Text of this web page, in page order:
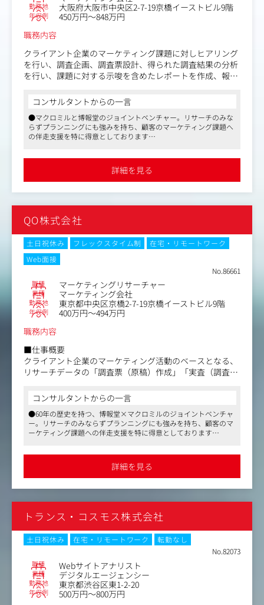
設計などの具体的な調査仕様や、必要なアウトプットの設
計まで対応する
よびリサーチャー実務担当者と連携し、クライアントの期
待値をコントロールしながら、戦略部分の最終アウトプッ
トの作成までを担当する
など
勤務地 大阪府大阪市中央区2-7-19京橋イーストビル9階
年収例
450万円～848万円
職務内容
クライアント企業のマーケティング課題に対しヒアリング
を行い、調査企画、調査票設計、得られた調査結果の分析
を行い、課題に対する示唆を含めたレポートを作成、報告
ます。
近年では、リサーチ領域にとどまらず、お客様のご要望に
合わせて、調査結果を基にしたプランニングのサポート領
域まで担うケースもございます。
・クライアントへの調査ニーズのヒアリング
・クライアントへのプレゼンテーション
など
コンサルタントからの一言
●マクロミルと博報堂のジョイントベンチャー。リサーチのみな
らずプランニングにも強みを持ち、顧客のマーケティング課題へ
の伴走支援を特に得意としております
●リモート主体でコアタイムなしのフレックス、柔軟な働き方が
可能です
詳細を見る
QO株式会社
土日祝休み フレックスタイム制
在宅・リモートワーク
Web面接
No.86661
職種 マーケティングリサーチャー
業種 マーケティング会社
勤務地 東京都中央区京橋2-7-19京橋イーストビル9階
年収例
400万円～494万円
職務内容
■仕事概要
クライアント企業のマーケティング活動のベースとなる、
リサーチデータの「調査票（原稿）作成」「実査（調査実
特化してご担当いただきます。
■具体的な業務イメージ
・クライアントからの調査ニーズ・仕様の確認
・調査票作成・実査ディレクション（スケジュールや工程
・データの回収、集計・分析
・クライアントへの報告書作成
※定量調査だけでなく定性調査も手掛け、調査の一連の流
れに携わることができるため、広くマーケティングリサー
チを経験したい方にとっては、最適の環境です。
■主な担当クライアント
小売り・広告代理店・金融・通信業界・食品/飲料/日用品/
化粧品メーカーなど多数
※今までのご経験と志向に応じて担当クライアントを決定
コンサルタントからの一言
●60年の歴史を持つ、博報堂×マクロミルのジョイントベンチャ
ー。リサーチのみならずプランニングにも強みを持ち、顧客のマ
ーケティング課題への伴走支援を特に得意としております
●リモート主体でコアタイムなしのフレックス、柔軟な働き方が
可能です
詳細を見る
トランス・コスモス株式会社
土日祝休み 在宅・リモートワーク
転勤なし
No.82073
職種 Webサイトアナリスト
業種 デジタルエージェンシー
勤務地 東京都渋谷区東1-2-20
年収例
500万円～800万円